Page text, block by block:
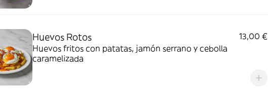
Huevos Rotos
13,00 €
Huevos fritos con patatas, jamón serrano y cebolla
caramelizada